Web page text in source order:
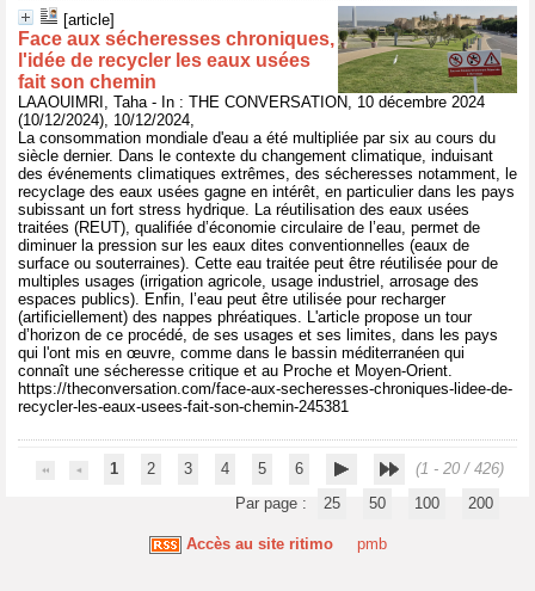
[article]
Face aux sécheresses chroniques,
l'idée de recycler les eaux usées
fait son chemin
LAAOUIMRI, Taha - In : THE CONVERSATION, 10 décembre 2024
(10/12/2024), 10/12/2024,
La consommation mondiale d'eau a été multipliée par six au cours du
siècle dernier. Dans le contexte du changement climatique, induisant
des événements climatiques extrêmes, des sécheresses notamment, le
recyclage des eaux usées gagne en intérêt, en particulier dans les pays
subissant un fort stress hydrique. La réutilisation des eaux usées
traitées (REUT), qualifiée d’économie circulaire de l’eau, permet de
diminuer la pression sur les eaux dites conventionnelles (eaux de
surface ou souterraines). Cette eau traitée peut être réutilisée pour de
multiples usages (irrigation agricole, usage industriel, arrosage des
espaces publics). Enfin, l’eau peut être utilisée pour recharger
(artificiellement) des nappes phréatiques. L'article propose un tour
d’horizon de ce procédé, de ses usages et ses limites, dans les pays
qui l'ont mis en œuvre, comme dans le bassin méditerranéen qui
connaît une sécheresse critique et au Proche et Moyen-Orient.
https://theconversation.com/face-aux-secheresses-chroniques-lidee-de-
recycler-les-eaux-usees-fait-son-chemin-245381
1 2 3 4 5 6
(1 - 20 / 426)
Par page :
25 50 100 200
Accès au site ritimo pmb